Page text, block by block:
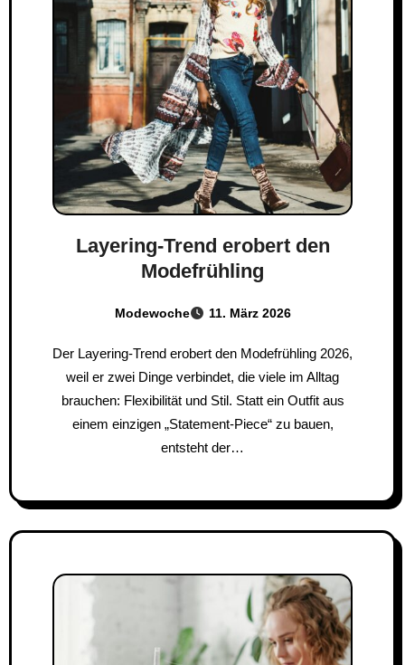
Layering-Trend erobert den
Modefrühling
Modewoche 11. März 2026
Der Layering-Trend erobert den Modefrühling 2026,
weil er zwei Dinge verbindet, die viele im Alltag
brauchen: Flexibilität und Stil. Statt ein Outfit aus
einem einzigen „Statement-Piece“ zu bauen,
entsteht der…